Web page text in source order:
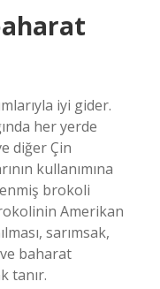
iyi gider.
her yerde
diğer Çin
kullanımına
brokoli
Amerikan
sarımsak,
baharat
tanır.